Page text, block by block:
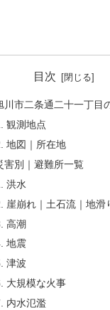
目次
川市二条通二十一丁目
観測地点
地図｜所在地
害別｜避難所一覧
洪水
崖崩れ｜土石流｜地滑
高潮
地震
津波
大規模な火事
内水氾濫